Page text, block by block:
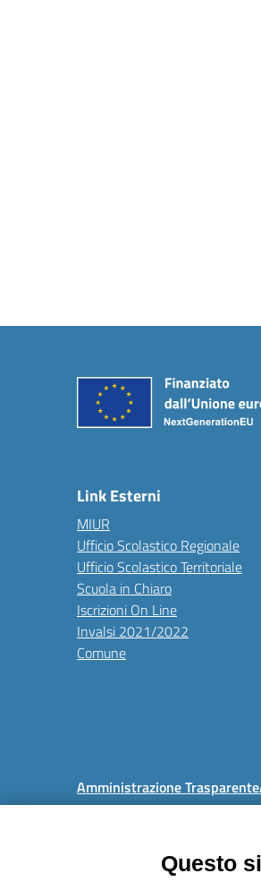
Link Esterni
MIUR
Ufficio Scolastico Regionale
Ufficio Scolastico Territoriale
Scuola in Chiaro
Iscrizioni On Line
Invalsi 2021/2022
Comune
Amministrazione Trasparente
Questo